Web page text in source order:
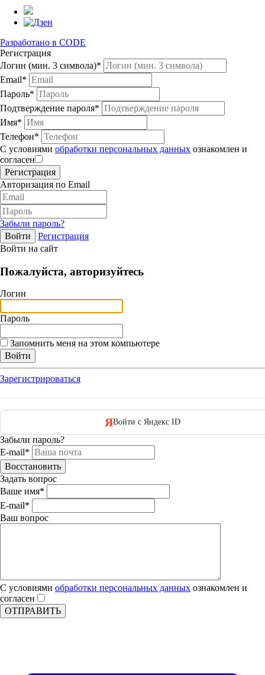
Разработано в CODE
Регистрация
Логин (мин. 3 символа)*
Email*
Пароль*
Подтверждение пароля*
Имя*
Телефон*
С условиями обработки персональных данных ознакомлен и
согласен
Авторизация по Email
Забыли пароль?
Регистрация
Войти на сайт
Пожалуйста, авторизуйтесь
Логин
Пароль
Запомнить меня на этом компьютере
Зарегистрироваться
ЯВойти с Яндекс ID
Забыли пароль?
E-mail*
Задать вопрос
Ваше имя*
E-mail*
Ваш вопрос
С условиями обработки персональных данных ознакомлен и
согласен
ОТПРАВИТЬ